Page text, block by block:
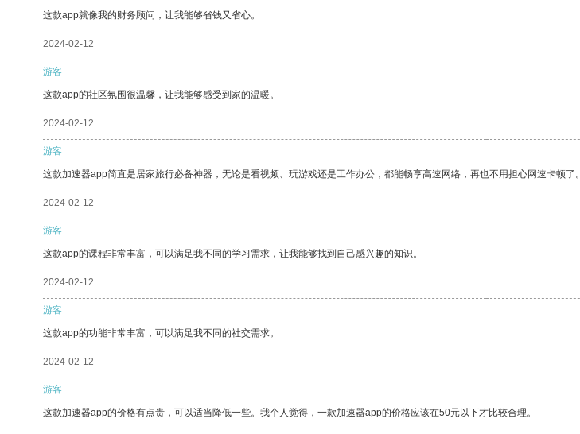
这款app就像我的财务顾问，让我能够省钱又省心。
2024-02-12
游客
这款app的社区氛围很温馨，让我能够感受到家的温暖。
2024-02-12
游客
这款加速器app简直是居家旅行必备神器，无论是看视频、玩游戏还是工作办公，都能畅享高速网络，再也不用担心网速卡顿了。
2024-02-12
游客
这款app的课程非常丰富，可以满足我不同的学习需求，让我能够找到自己感兴趣的知识。
2024-02-12
游客
这款app的功能非常丰富，可以满足我不同的社交需求。
2024-02-12
游客
这款加速器app的价格有点贵，可以适当降低一些。我个人觉得，一款加速器app的价格应该在50元以下才比较合理。